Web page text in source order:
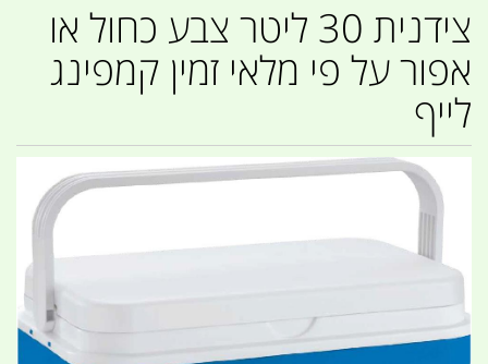
צידנית 30 ליטר צבע כחול או
אפור על פי מלאי זמין קמפינג
לייף